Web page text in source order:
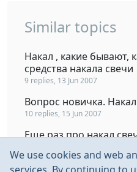
Similar topics
Накал , какие бывают,
средства накала свечи
9 replies, 13 Jun 2007
Вопрос новичка.
10 replies, 15 Jun 2007
Еще раз про накал
Накал для свечи
We use cookies and web